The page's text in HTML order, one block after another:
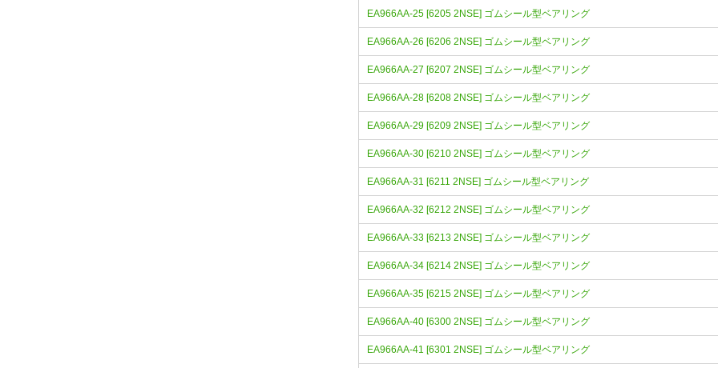
EA966AA-25 [6205 2NSE] ゴムシール型ベアリング
EA966AA-26 [6206 2NSE] ゴムシール型ベアリング
EA966AA-27 [6207 2NSE] ゴムシール型ベアリング
EA966AA-28 [6208 2NSE] ゴムシール型ベアリング
EA966AA-29 [6209 2NSE] ゴムシール型ベアリング
EA966AA-30 [6210 2NSE] ゴムシール型ベアリング
EA966AA-31 [6211 2NSE] ゴムシール型ベアリング
EA966AA-32 [6212 2NSE] ゴムシール型ベアリング
EA966AA-33 [6213 2NSE] ゴムシール型ベアリング
EA966AA-34 [6214 2NSE] ゴムシール型ベアリング
EA966AA-35 [6215 2NSE] ゴムシール型ベアリング
EA966AA-40 [6300 2NSE] ゴムシール型ベアリング
EA966AA-41 [6301 2NSE] ゴムシール型ベアリング